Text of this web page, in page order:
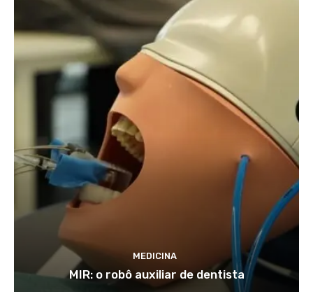
MEDICINA
MIR: o robô auxiliar de dentista